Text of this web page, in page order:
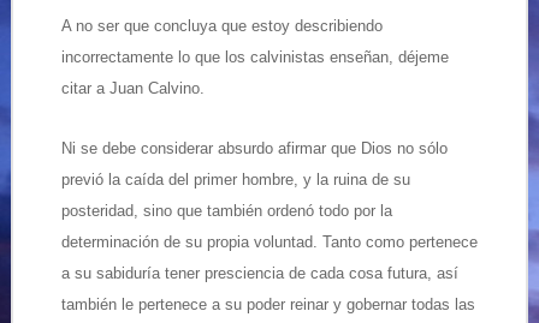
A no ser que concluya que estoy describiendo
incorrectamente lo que los calvinistas enseñan, déjeme
citar a Juan Calvino.
Ni se debe considerar absurdo afirmar que Dios no sólo
previó la caída del primer hombre, y la ruina de su
posteridad, sino que también ordenó todo por la
determinación de su propia voluntad. Tanto como pertenece
a su sabiduría tener presciencia de cada cosa futura, así
también le pertenece a su poder reinar y gobernar todas las